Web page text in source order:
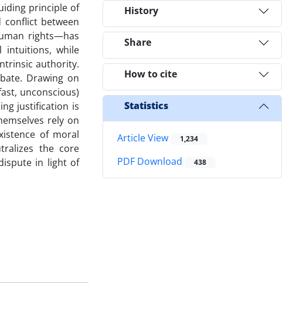
principle of
conflict between
rights—has
intuitions, while
authority.
Drawing on
unconscious)
justification is
rely on
of moral
the core
in light of
History
Share
How to cite
Statistics
Article View 1,234
PDF Download 438